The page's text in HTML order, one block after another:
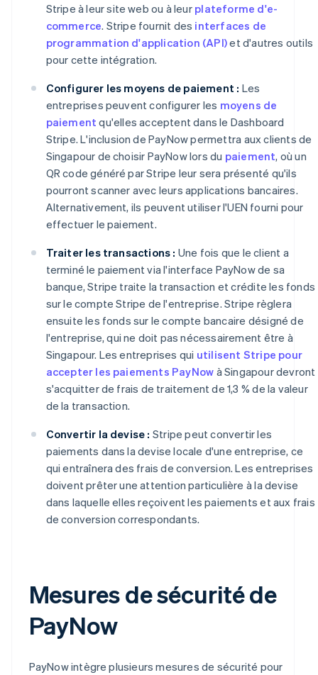
Stripe à leur site web ou à leur plateforme d'e-
commerce. Stripe fournit des interfaces de
programmation d'application (API)et d'autres outils
pour cette intégration.
Configurer les moyens de paiement : Les
entreprises peuvent configurer les moyens de
paiement qu'elles acceptent dans le Dashboard
Stripe. L'inclusion de PayNow permettra aux clients de
Singapour de choisir PayNow lors du paiement, où un
QR code généré par Stripe leur sera présenté qu'ils
pourront scanner avec leurs applications bancaires.
Alternativement, ils peuvent utiliser l'UEN fourni pour
effectuer le paiement.
Traiter les transactions : Une fois que le client a
terminé le paiement via l'interface PayNow de sa
banque, Stripe traite la transaction et crédite les fonds
sur le compte Stripe de l'entreprise. Stripe règlera
ensuite les fonds sur le compte bancaire désigné de
l'entreprise, qui ne doit pas nécessairement être à
Singapour. Les entreprises qui utilisent Stripe pour
accepter les paiements PayNow à Singapour devront
s'acquitter de frais de traitement de 1,3 % de la valeur
de la transaction.
Convertir la devise : Stripe peut convertir les
paiements dans la devise locale d'une entreprise, ce
qui entraînera des frais de conversion. Les entreprises
doivent prêter une attention particulière à la devise
dans laquelle elles reçoivent les paiements et aux frais
de conversion correspondants.
Mesures de sécurité de
PayNow
PayNow intègre plusieurs mesures de sécurité pour